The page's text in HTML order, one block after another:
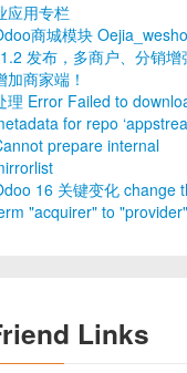
应用专栏
商城模块
发布，多商户、分销增
加商家端！
理 Error Failed to
for repo
prepare internal
16 关键变化 change
"acquirer" to "provider"
Links